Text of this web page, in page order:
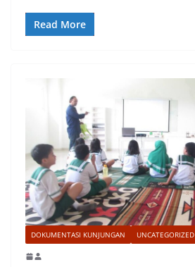
Read More
DOKUMENTASI KUNJUNGAN UNCATEGORIZED